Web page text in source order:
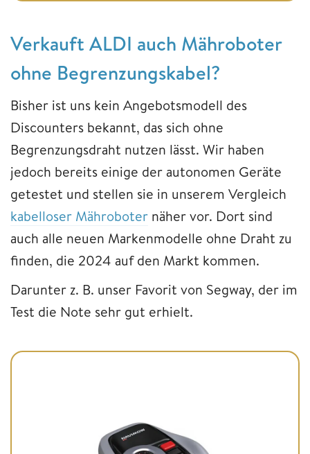
Verkauft ALDI auch Mähroboter
ohne Begrenzungskabel?
Bisher ist uns kein Angebotsmodell des
Discounters bekannt, das sich ohne
Begrenzungsdraht nutzen lässt. Wir haben
jedoch bereits einige der autonomen Geräte
getestet und stellen sie in unserem Vergleich
kabelloser Mähroboter näher vor. Dort sind
auch alle neuen Markenmodelle ohne Draht zu
finden, die 2024 auf den Markt kommen.
Darunter z. B. unser Favorit von Segway, der im
Test die Note sehr gut erhielt.